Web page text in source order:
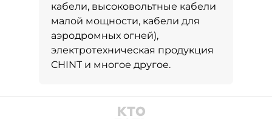
кабели, высоковольтные кабели
малой мощности, кабели для
аэродромных огней),
электротехническая продукция
CHINT и многое другое.